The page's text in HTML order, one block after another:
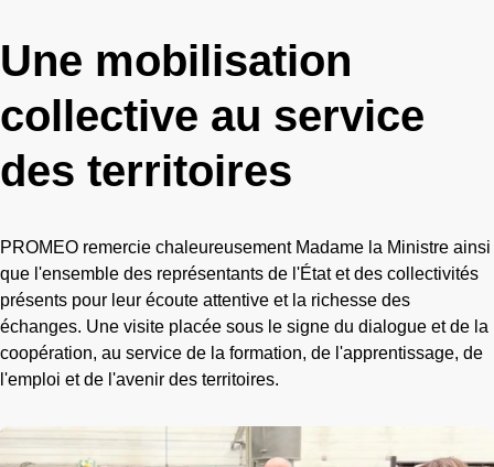
Une mobilisation
collective au service
des territoires
PROMEO remercie chaleureusement Madame la Ministre ainsi
que l'ensemble des représentants de l'État et des collectivités
présents pour leur écoute attentive et la richesse des
échanges. Une visite placée sous le signe du dialogue et de la
coopération, au service de la formation, de l'apprentissage, de
l'emploi et de l'avenir des territoires.